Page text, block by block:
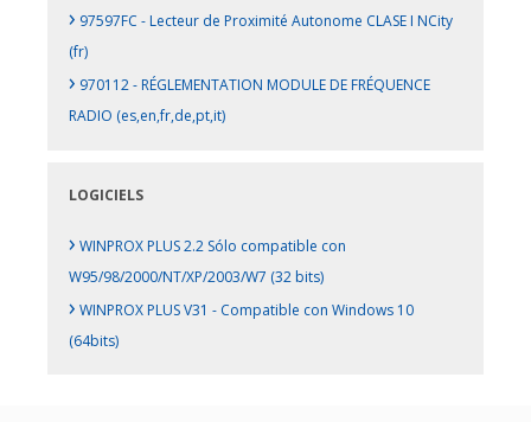
› 97597FC - Lecteur de Proximité Autonome CLASE I NCity
(fr)
› 970112 - RÉGLEMENTATION MODULE DE FRÉQUENCE
RADIO (es,en,fr,de,pt,it)
LOGICIELS
› WINPROX PLUS 2.2 Sólo compatible con
W95/98/2000/NT/XP/2003/W7 (32 bits)
› WINPROX PLUS V31 - Compatible con Windows 10
(64bits)